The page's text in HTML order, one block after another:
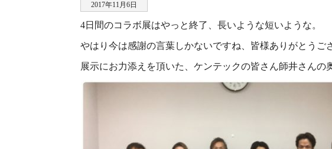
2017年11月6日
4日間のコラボ展はやっと終了、長いような短いような。
やはり今は感謝の言葉しかないですね、皆様ありがとうご
展示にお力添えを頂いた、ケンテックの皆さん師井さん